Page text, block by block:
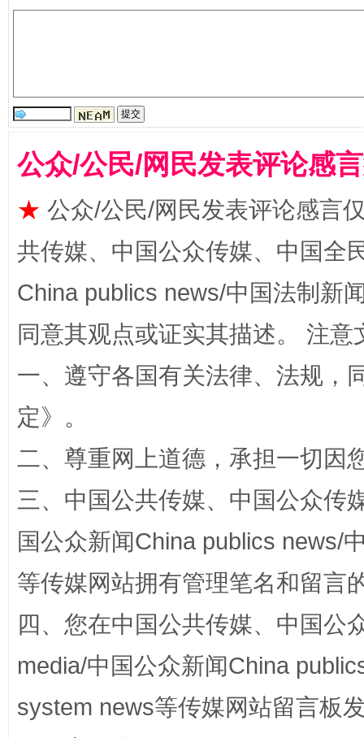
公众/公民/网民发表评论感
★ 公众/公民/网民发表评论感言
共传媒、中国公众传媒、中国全
China publics news/中国法制新
同意其观点或证实其描述。 注
一、遵守各国有关法律、法规，
定》。
二、尊重网上道德，承担一切因
三、中国公共传媒、中国公众传
国公众新闻China publics news/
等传媒网站拥有管理笔名和留言
四、您在中国公共传媒、中国公
media/中国公众新闻China
system news等传媒网站留言板